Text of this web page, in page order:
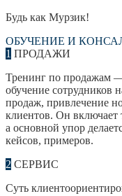
Будь как Мурзик!
ОБУЧЕНИЕ И
1 ПРОДАЖИ
Тренинг по продажам
обучение
продаж, привлечение
клиентов. Он включает
а основной упор
кейсов, примеров.
2 СЕРВИС
Суть